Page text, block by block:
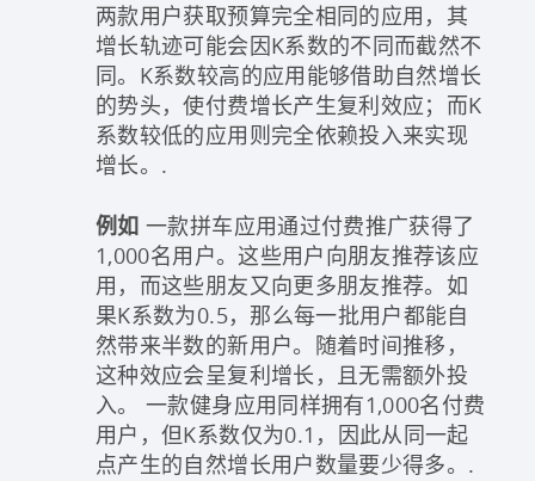
两款用户获取预算完全相同的应用，其
增长轨迹可能会因K系数的不同而截然不
同。K系数较高的应用能够借助自然增长
的势头，使付费增长产生复利效应；而K
系数较低的应用则完全依赖投入来实现
增长。.
例如 一款拼车应用通过付费推广获得了
1,000名用户。这些用户向朋友推荐该应
用，而这些朋友又向更多朋友推荐。如
果K系数为0.5，那么每一批用户都能自
然带来半数的新用户。随着时间推移，
这种效应会呈复利增长，且无需额外投
入。 一款健身应用同样拥有1,000名付费
用户，但K系数仅为0.1，因此从同一起
点产生的自然增长用户数量要少得多。.